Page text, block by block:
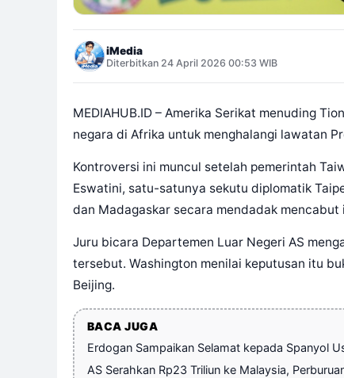
iMedia
Diterbitkan 24 April 2026 00:53 WIB
MEDIAHUB.ID – Amerika Serikat menuding
negara di Afrika untuk menghalangi lawatan
Kontroversi ini muncul setelah pemerintah
Eswatini, satu-satunya sekutu diplomatik
dan Madagaskar secara mendadak
Juru bicara Departemen Luar Negeri AS
tersebut. Washington menilai keputusan itu
Beijing.
BACA JUGA
Erdogan Sampaikan Selamat kepada Spanyol
AS Serahkan Rp23 Triliun ke Malaysia,